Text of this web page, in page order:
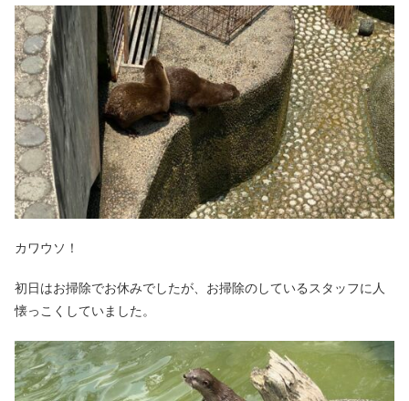
カワウソ！
初日はお掃除でお休みでしたが、お掃除のしているスタッフに人
懐っこくしていました。